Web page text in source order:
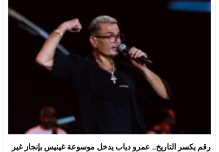
رقم يكسر التاريخ.. عمرو دياب يدخل موسوعة غينيس بإنجاز غير